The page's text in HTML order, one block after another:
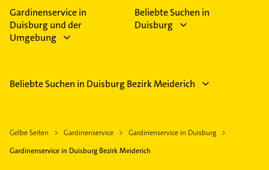
Feiertagen abweichen können.
Gardinenservice in
Duisburg und der
Umgebung
Beliebte Suchen in
Duisburg
Beliebte Suchen in Duisburg Bezirk Meiderich
Gelbe Seiten Gardinenservice
Gardinenservice in Duisburg
Gardinenservice in Duisburg Bezirk Meiderich